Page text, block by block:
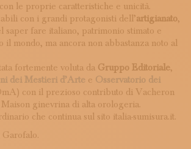
le proprie caratteristiche e unicità.
con i grandi protagonisti dell’artigianato,
saper fare italiano, patrimonio stimato e
il mondo, ma ancora non abbastanza noto al
fortemente voluta da Gruppo Editoriale,
dei Mestieri d’Arte e Osservatorio dei
con il prezioso contributo di Vacheron
ginevrina di alta orologeria.
che continua sul sito italia-sumisura.it.